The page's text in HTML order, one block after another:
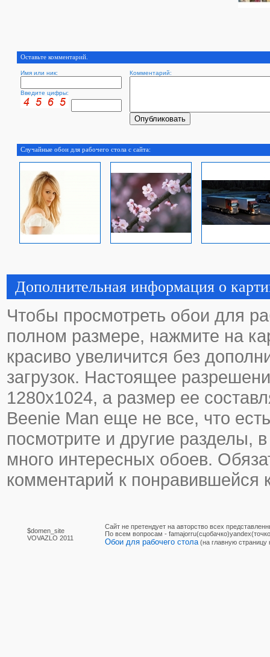
Оставьте комментарий.
Имя или ник: Комментарий:
Введите цифры:
Случайные обои для рабочего стола с сайта:
Дополнительная информация о
Чтобы просмотреть обои для
полном размере, нажмите на
красиво увеличится без
загрузок. Настоящее
1280х1024, а размер ее
Beenie Man еще не все, что
посмотрите и другие разделы,
много интересных обоев.
комментарий к понравившейся
$domen_site
VOVAZLO 2011
Сайт не претендует на авторство всех
По вcем вопросам -
Обои для рабочего стола (на главную страницу